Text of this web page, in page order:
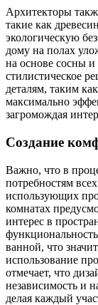
Архитекторы
такие как
экологическую
дому на полах
на основе сосны и
стилистическое
деталям, таким
максимально
загромождая
Создание
Важно, что в
потребностям
использующих
комнатах
интерес в
ванной, что
использование
отмечает, что
независимость и
делая каждый